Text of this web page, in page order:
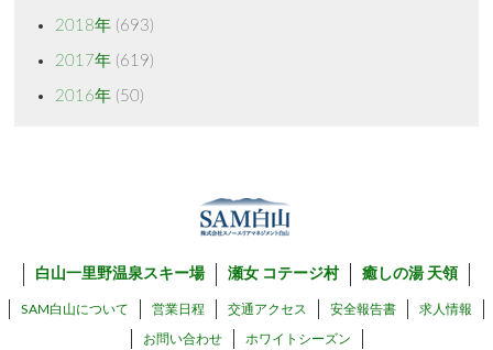
2018年(693)
2017年(619)
2016年(50)
白山一里野温泉スキー場 瀬女 コテージ村 癒しの湯 天領
SAM白山について 営業日程 交通アクセス 安全報告書 求人情報
お問い合わせ ホワイトシーズン